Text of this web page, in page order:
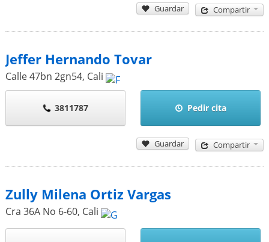
Guardar Compartir
Jeffer Hernando Tovar
Calle 47bn 2gn54, Cali
3811787 Pedir cita
Guardar Compartir
Zully Milena Ortiz Vargas
Cra 36A No 6-60, Cali